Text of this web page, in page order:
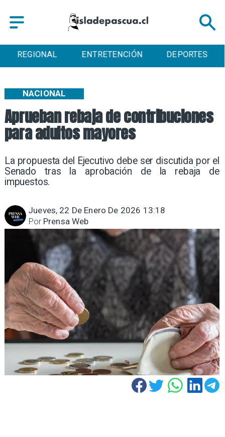
REGIONAL ENTRETENCIÓN DEPORTES
Aprueban rebaja de contribuciones
para adultos mayores
La propuesta del Ejecutivo debe ser discutida por el
Senado tras la aprobación de la rebaja de
impuestos.
NACIONAL
Jueves, 22 De Enero De 2026 13:18
Prensa Web
Por